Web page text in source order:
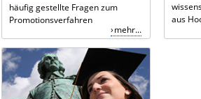
häufig gestellte Fragen zum
Promotionsverfahren
mehr...
aus